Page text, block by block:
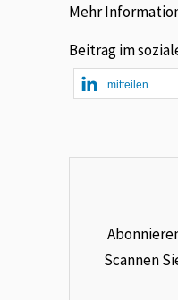
Mehr
Beitrag im
mitteilen
Scannen